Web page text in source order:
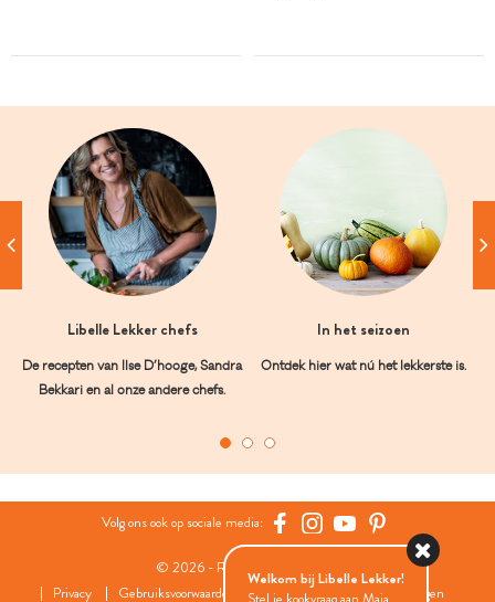
Libelle Lekker chefs
De recepten van Ilse D’hooge, Sandra
Bekkari en al onze andere chefs.
In het seizoen
Ontdek hier wat nú het lekkerste is.
Volg ons ook op sociale media:
© 2026 - Roularta Media Group
Privacy
Gebruiksvoorwaarden Cookies Cookies instellingen
Welkom bij Libelle Lekker!